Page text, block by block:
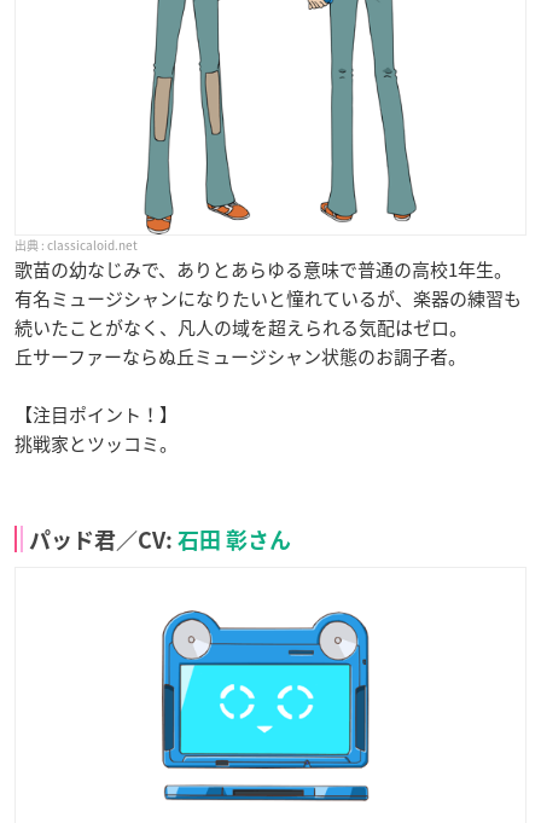
classicaloid.net
歌苗の幼なじみで、ありとあらゆる意味で普通の高校1年生。
有名ミュージシャンになりたいと憧れているが、楽器の練習も
続いたことがなく、凡人の域を超えられる気配はゼロ。
丘サーファーならぬ丘ミュージシャン状態のお調子者。
【注目ポイント！】
挑戦家とツッコミ。
パッド君／CV: 石田 彰さん